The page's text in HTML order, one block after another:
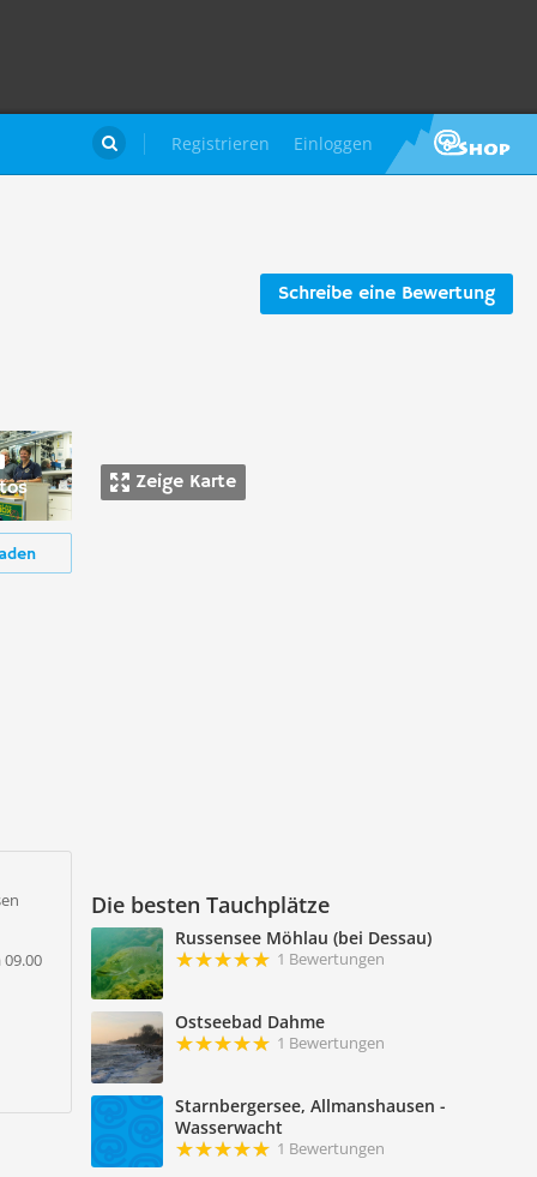
Registrieren Einloggen

Schreibe eine Bewertung
Zeige Karte
Die besten Tauchplätze
Russensee Möhlau (bei Dessau)
1 Bewertungen
Ostseebad Dahme
1 Bewertungen
Starnbergersee, Allmanshausen -
Wasserwacht
1 Bewertungen
09.00